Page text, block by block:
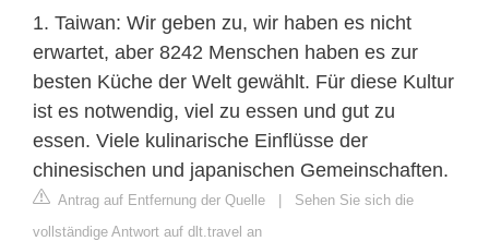
1. Taiwan: Wir geben zu, wir haben es nicht
erwartet, aber 8242 Menschen haben es zur
besten Küche der Welt gewählt. Für diese Kultur
ist es notwendig, viel zu essen und gut zu
essen. Viele kulinarische Einflüsse der
chinesischen und japanischen Gemeinschaften.
Antrag auf Entfernung der Quelle | Sehen Sie sich die
vollständige Antwort auf dlt.travel an